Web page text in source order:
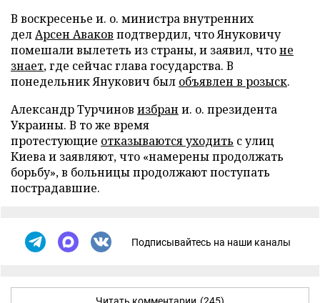
В воскресенье и. о. министра внутренних
делАрсен Аваков подтвердил, что Януковичу
помешали вылететь из страны, и заявил, чтоне
знает, где сейчас глава государства. В
понедельник Янукович был объявлен в розыск.
Александр Турчинов избран и. о. президента
Украины. В то же время
протестующие отказываются уходить с улиц
Киева и заявляют, что «намерены продолжать
борьбу», в больницы продолжают поступать
пострадавшие.
Подписывайтесь на наши каналы